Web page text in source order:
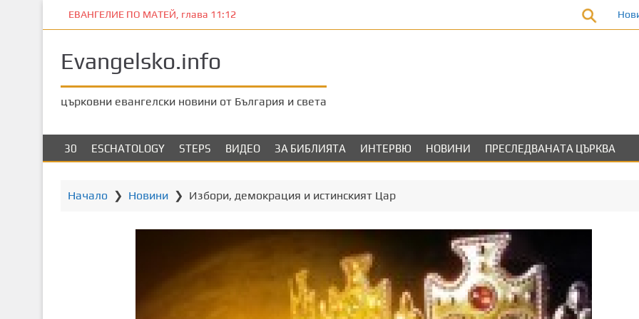
к
ЕВАНГЕЛИЕ ПО МАТЕЙ, глава 11:12
Evangelsko.info
църковни евангелски новини от България и света
30 ESCHATOLOGY STEPS ВИДЕО ЗА БИБЛИЯТА ИНТЕРВЮ НОВИНИ ПРЕСЛЕДВАНАТА ЦЪРКВА
Начало ❯ Новини❯ Избори, демокрация и истинският Цар